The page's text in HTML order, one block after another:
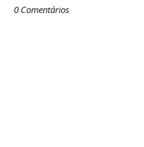
0 Comentários